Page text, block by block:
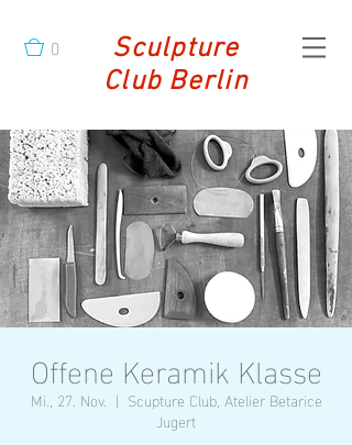
0
Sculpture
Club Berlin
Offene Keramik Klasse
Mi., 27. Nov.
  |
Scupture Club, Atelier Betarice
Jugert